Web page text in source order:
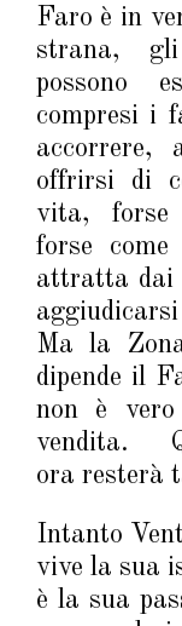
Faro è in
strana,
possono
compresi i
accorrere,
offrirsi di
vita, forse
forse
attratta dai
Ma la
dipende il
non è
vendita.
ora resterà
Intanto
vive la sua
è la sua